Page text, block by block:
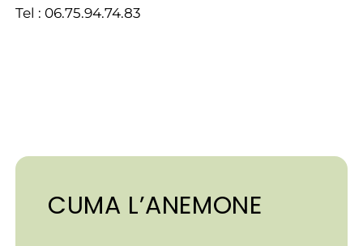
Tel : 06.75.94.74.83
CUMA L’ANEMONE